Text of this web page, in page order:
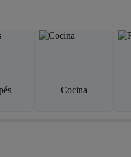
Cocina